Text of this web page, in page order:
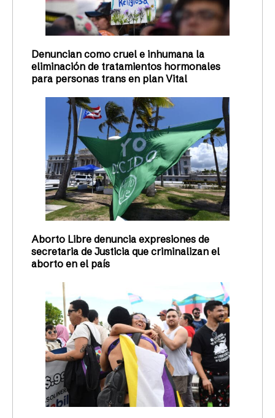
Denuncian como cruel e inhumana la
eliminación de tratamientos hormonales
para personas trans en plan Vital
Aborto Libre denuncia expresiones de
secretaria de Justicia que criminalizan el
aborto en el país